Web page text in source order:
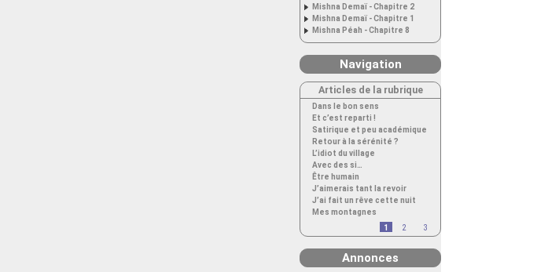
Mishna Demaï - Chapitre 2
Mishna Demaï - Chapitre 1
Mishna Péah - Chapitre 8
Navigation
Articles de la rubrique
Dans le bon sens
Et c’est reparti !
Satirique et peu académique
Retour à la sérénité ?
L’idiot du village
Avec des si…
Être humain
J’aimerais tant la revoir
J’ai fait un rêve cette nuit
Mes montagnes
1
2 3
Annonces